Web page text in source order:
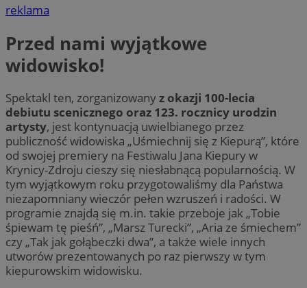
reklama
Przed nami wyjątkowe
widowisko!
Spektakl ten, zorganizowanyz okazji 100-lecia
debiutu scenicznego oraz 123. rocznicy urodzin
artysty, jest kontynuacją uwielbianego przez
publiczność widowiska „Uśmiechnij się z Kiepurą”, które
od swojej premiery na Festiwalu Jana Kiepury w
Krynicy-Zdroju cieszy się niesłabnącą popularnością. W
tym wyjątkowym roku przygotowaliśmy dla Państwa
niezapomniany wieczór pełen wzruszeń i radości. W
programie znajdą się m.in. takie przeboje jak „Tobie
śpiewam tę pieśń”, „Marsz Turecki”, „Aria ze śmiechem”
czy „Tak jak gołąbeczki dwa”, a także wiele innych
utworów prezentowanych po raz pierwszy w tym
kiepurowskim widowisku.